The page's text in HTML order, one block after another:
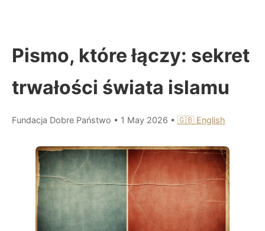
Pismo, które łączy: sekret
trwałości świata islamu
Fundacja Dobre Państwo • 1 May 2026 • 🇬🇧 English